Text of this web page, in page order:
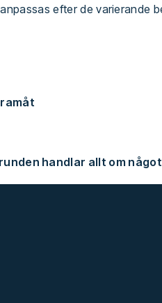
efter de varierande
handlar allt om